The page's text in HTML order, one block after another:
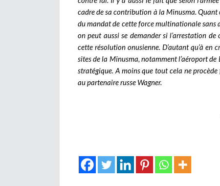
cadre de sa contribution à la Minusma.
du mandat de cette force multinationale sans
on peut aussi se demander si l’arrestation
cette résolution onusienne. D’autant qu’à en
sites de la Minusma, notamment l’aéroport
stratégique. A moins que tout cela ne
au partenaire russe Wagner.